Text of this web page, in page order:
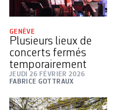
GENÈVE
Plusieurs lieux de
concerts fermés
temporairement
JEUDI 26 FÉVRIER 2026
FABRICE GOTTRAUX